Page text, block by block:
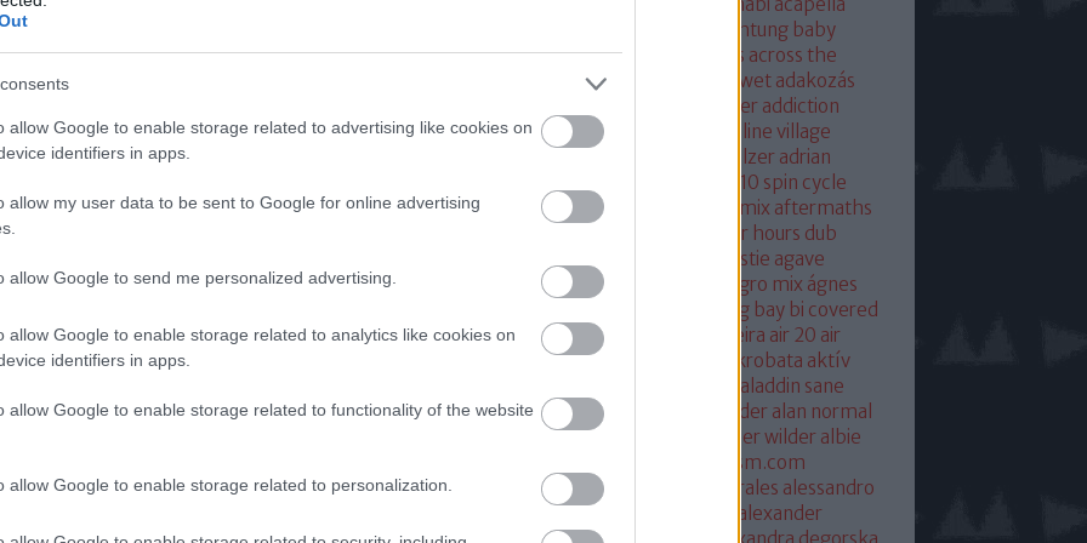
allow Google to enable storage related to advertising like cookies on
identifiers in apps.
allow my user data to be sent to Google for online advertising
allow Google to send me personalized advertising.
allow Google to enable storage related to analytics like cookies on
identifiers in apps.
allow Google to enable storage related to functionality of the website
allow Google to enable storage related to personalization.
TOVÁBB
Szólj hozzá!
2023
magyarul
achtung baby
acousticacoustic christmas across the
universeactress ac wet adakozás
adam weissler addiction
adelaide
adrenaline
adrenaline village
adrian hielholzer adrian
ae10 spin cycle
aerosmith
afghan surgery mix aftermaths
after hours dub
agatha christie agave
attenuata
agent orange aggro mix ágnes
ahk toong bay bi covered
aidan berry airto moreira air 20 air
remixaix les baines akrobata aktív
aladdin sane
alan
alan mcgee alan moulder alan normal
alan wilder
alber wilder albie
albumism.com
albumverzió
alejandro morales alessandro
cortinialexander kowalski
alexander